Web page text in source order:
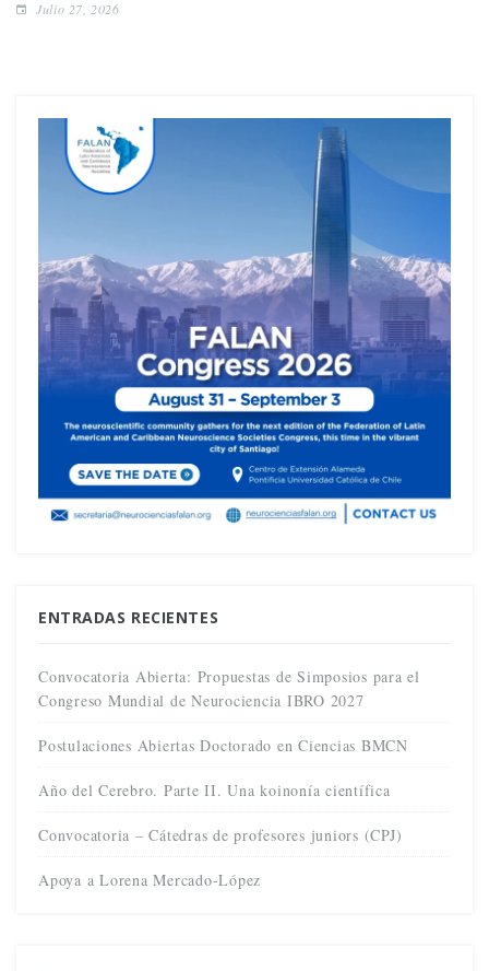
Julio 27, 2026
ENTRADAS RECIENTES
Convocatoria Abierta: Propuestas de Simposios para el
Congreso Mundial de Neurociencia IBRO 2027
Postulaciones Abiertas Doctorado en Ciencias BMCN
Año del Cerebro. Parte II. Una koinonía científica
Convocatoria – Cátedras de profesores juniors (CPJ)
Apoya a Lorena Mercado-López